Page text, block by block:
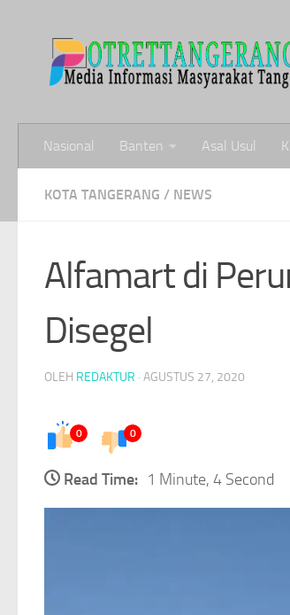
Nasional Banten Asal Usul
KOTA TANGERANG / NEWS
Alfamart di
Disegel
OLEH REDAKTUR · AGUSTUS 27, 2020
0 0
Read Time: 1 Minute, 4 Second